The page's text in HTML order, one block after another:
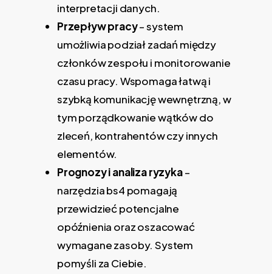
interpretacji danych.
Przepływ pracy– system
umożliwia podział zadań między
członków zespołu i monitorowanie
czasu pracy. Wspomaga łatwą i
szybką komunikację wewnętrzną, w
tym porządkowanie wątków do
zleceń, kontrahentów czy innych
elementów.
Prognozy i analiza ryzyka–
narzędzia bs4 pomagają
przewidzieć potencjalne
opóźnienia oraz oszacować
wymagane zasoby. System
pomyśli za Ciebie.